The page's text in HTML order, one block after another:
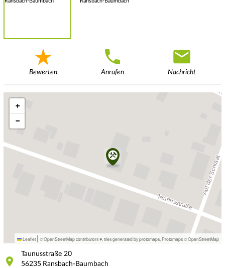
Bewerten Anrufen Nachricht
+
−
Leaflet | © OpenStreetMap contributors ♥, tiles generated by protomaps Protomaps©OpenStreetMap
Taunusstraße 20
56235 Ransbach-Baumbach